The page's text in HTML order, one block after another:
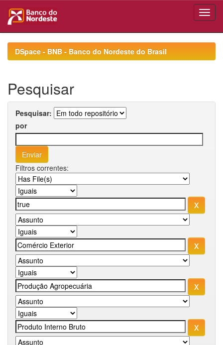
navigationDSpace - BNB - Banco do Nordeste do Brasil
Pesquisar
Pesquisar:
por
Filtros correntes: